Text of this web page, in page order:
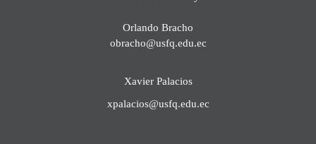
Orlando Bracho
obracho@usfq.edu.ec
Xavier Palacios
xpalacios@usfq.edu.ec